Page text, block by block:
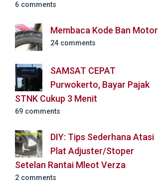
6 comments
Membaca Kode Ban Motor
24 comments
SAMSAT CEPAT
Purwokerto, Bayar Pajak
STNK Cukup 3 Menit
69 comments
DIY: Tips Sederhana Atasi
Plat Adjuster/Stoper
Setelan Rantai Mleot Verza
2 comments